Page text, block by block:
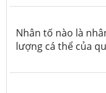
Nhân tố nào là
lượng cá thể của